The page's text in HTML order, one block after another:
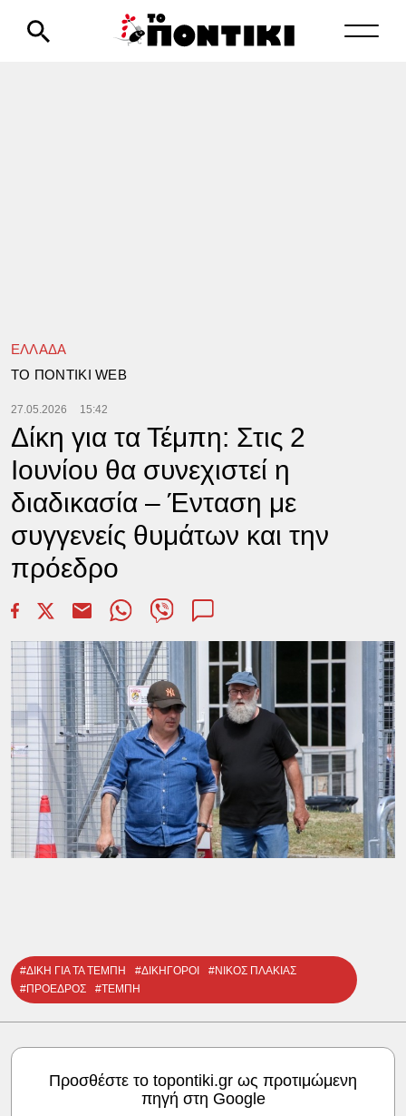
ΕΛΛΑΔΑ
TΟ ΠΟΝΤΙΚΙ WEB
27.05.2026 15:42
Δίκη για τα Τέμπη: Στις 2
Ιουνίου θα συνεχιστεί η
διαδικασία – Ένταση με
συγγενείς θυμάτων και την
πρόεδρο
#ΔΙΚΗ ΓΙΑ ΤΑ ΤΕΜΠΗ #ΔΙΚΗΓΟΡΟΙ
#ΝΙΚΟΣ ΠΛΑΚΙΑΣ
#ΠΡΟΕΔΡΟΣ
#ΤΕΜΠΗ
Προσθέστε το topontiki.gr ως προτιμώμενη
πηγή στη Google